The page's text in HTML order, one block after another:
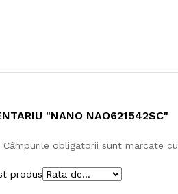
"NANO NAO621542SC"
Câmpurile obligatorii sunt marcate cu
produs